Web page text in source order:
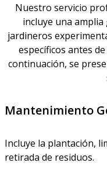
Nuestro servicio
incluye una
jardineros
específicos antes
continuación, se
Mantenimiento
Incluye la plantación,
retirada de residuos.